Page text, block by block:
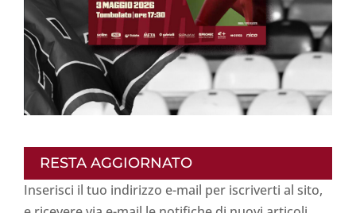
RESTA AGGIORNATO
Inserisci il tuo indirizzo e-mail per iscriverti al sito,